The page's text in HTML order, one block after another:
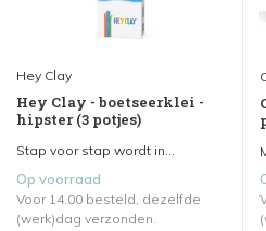
Hey Clay
Hey Clay - boetseerklei -
hipster (3 potjes)
Stap voor stap wordt in...
Op voorraad
Voor 14.00 besteld, dezelfde
(werk)dag verzonden.